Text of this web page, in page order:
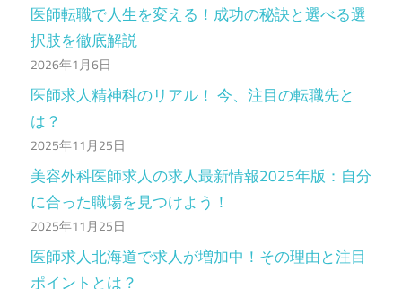
医師転職で人生を変える！成功の秘訣と選べる選
択肢を徹底解説
2026年1月6日
医師求人精神科のリアル！ 今、注目の転職先と
は？
2025年11月25日
美容外科医師求人の求人最新情報2025年版：自分
に合った職場を見つけよう！
2025年11月25日
医師求人北海道で求人が増加中！その理由と注目
ポイントとは？